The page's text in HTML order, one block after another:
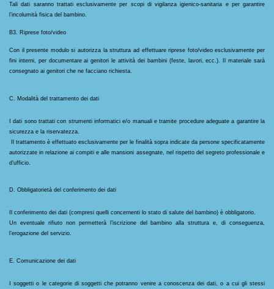
Tali dati saranno trattati esclusivamente per scopi di vigilanza igienico-sanitaria e per garantire
l’incolumità fisica del bambino.
B3. Riprese foto/video
Con il presente modulo si autorizza la struttura ad effettuare riprese foto/video esclusivamente per
fini interni, per documentare ai genitori le attività dei bambini (feste, lavori, ecc.). Il materiale sarà
consegnato ai genitori che ne facciano richiesta.
C. Modalità del trattamento dei dati
I dati sono trattati con strumenti informatici e/o manuali e tramite procedure adeguate a garantire la
sicurezza e la riservatezza.
Il trattamento è effettuato esclusivamente per le finalità sopra indicate da persone specificatamente
autorizzate in relazione ai compiti e alle mansioni assegnate, nel rispetto del segreto professionale e
d’ufficio.
D. Obbligatorietà del conferimento dei dati
Il conferimento dei dati (compresi quelli concernenti lo stato di salute del bambino) è obbligatorio.
Un eventuale rifiuto non permetterà l’iscrizione del bambino alla struttura e, di conseguenza,
l’erogazione del servizio.
E. Comunicazione dei dati
I soggetti o le categorie di soggetti che potranno venire a conoscenza dei dati, o a cui gli stessi